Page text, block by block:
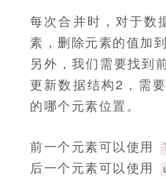
每次合并时，对于数
素，删除元素的值加
另外，我们需要找到
更新数据结构2，需
的哪个元素位置。
前一个元素可以使用
后一个元素可以使用